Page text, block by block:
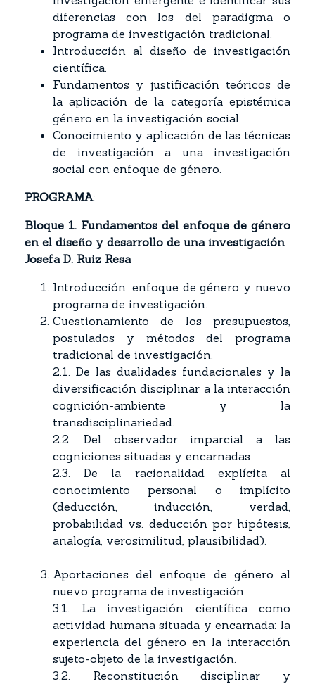
diferencias con los del paradigma o
programa de investigación tradicional.
Introducción al diseño de investigación
científica.
Fundamentos y justificación teóricos de
la aplicación de la categoría epistémica
género en la investigación social
Conocimiento y aplicación de las técnicas
de investigación a una investigación
social con enfoque de género.
PROGRAMA:
Bloque 1. Fundamentos del enfoque de género
en el diseño y desarrollo de una investigación
Josefa D. Ruiz Resa
Introducción: enfoque de género y nuevo
programa de investigación.
Cuestionamiento de los presupuestos,
postulados y métodos del programa
tradicional de investigación.
2.1. De las dualidades fundacionales y la
diversificación disciplinar a la interacción
cognición-ambiente y la
transdisciplinariedad.
2.2. Del observador imparcial a las
cogniciones situadas y encarnadas
2.3. De la racionalidad explícita al
conocimiento personal o implícito
(deducción, inducción, verdad,
probabilidad vs. deducción por hipótesis,
analogía, verosimilitud, plausibilidad).
Aportaciones del enfoque de género al
nuevo programa de investigación.
3.1. La investigación científica como
actividad humana situada y encarnada: la
experiencia del género en la interacción
sujeto-objeto de la investigación.
3.2. Reconstitución disciplinar y